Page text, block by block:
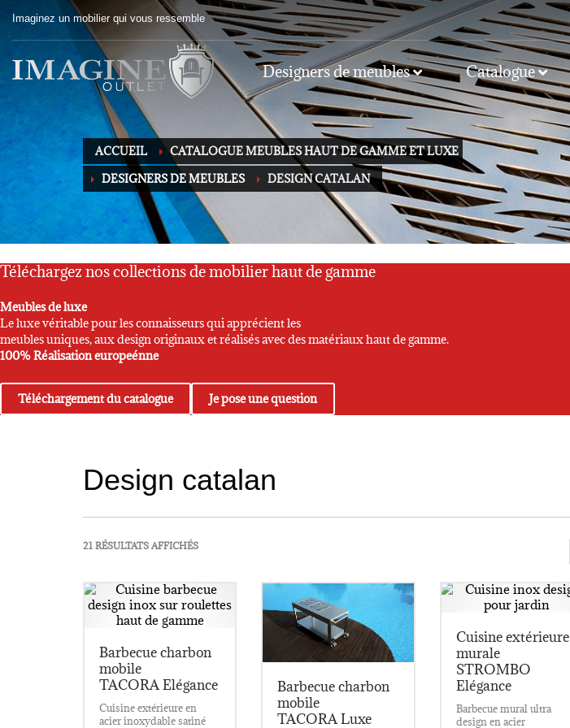
Imaginez un mobilier qui vous ressemble
Designers de meubles Catalogue
ACCUEIL
CATALOGUE MEUBLES HAUT DE GAMME ET LUXE
DESIGNERS DE MEUBLES
DESIGN CATALAN
Téléchargez nos collections de mobilier haut de gamme
Meubles de luxe
Le luxe véritable pour les connaisseurs qui apprécient les
meubles uniques, aux design originaux et réalisés avec des matériaux haut de gamme.
100% Réalisation europeénne
Téléchargement du catalogue Je pose une question
Design catalan
21 RÉSULTATS AFFICHÉS
Barbecue charbon
mobile
TACORA Elégance
Cuisine extérieure en
acier inoxydable satiné
Barbecue charbon
mobile
TACORA Luxe
Cuisine extérieure
murale
STROMBO
Elégance
Barbecue mural ultra
design en acier